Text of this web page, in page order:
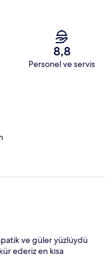
8,8
Personel ve servis
ve güler yüzlüydü
ederiz en kısa